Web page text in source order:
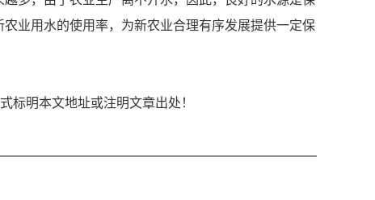
业用水的使用率，为新农业合理有序发展提供一定保
标明本文地址或注明文章出处！